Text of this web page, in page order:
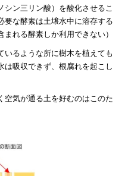
シン三リン酸）を酸化させるこ
要な酵素は土壌水中に溶存する
れる酵素しか利用できない）
るような所に樹木を植えても
は吸収できず、根腐れを起こし
気が通る土を好むのはこのた